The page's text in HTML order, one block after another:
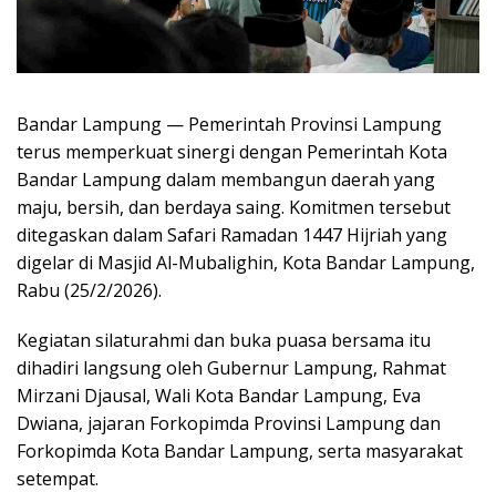
Bandar Lampung — Pemerintah Provinsi Lampung
terus memperkuat sinergi dengan Pemerintah Kota
Bandar Lampung dalam membangun daerah yang
maju, bersih, dan berdaya saing. Komitmen tersebut
ditegaskan dalam Safari Ramadan 1447 Hijriah yang
digelar di Masjid Al-Mubalighin, Kota Bandar Lampung,
Rabu (25/2/2026).
Kegiatan silaturahmi dan buka puasa bersama itu
dihadiri langsung oleh Gubernur Lampung, Rahmat
Mirzani Djausal, Wali Kota Bandar Lampung, Eva
Dwiana, jajaran Forkopimda Provinsi Lampung dan
Forkopimda Kota Bandar Lampung, serta masyarakat
setempat.